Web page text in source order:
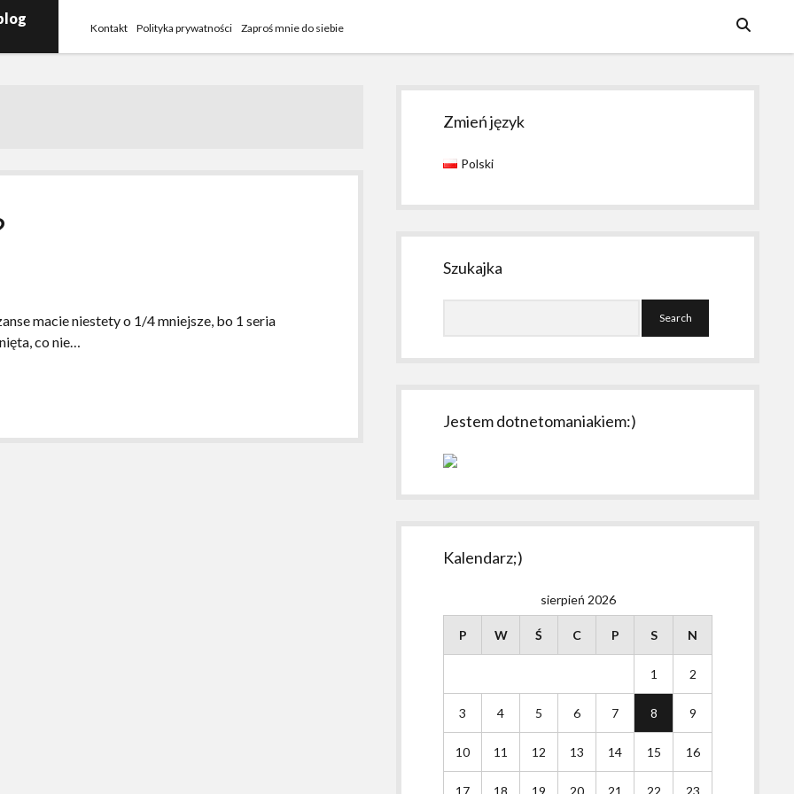
Kontakt Polityka prywatności Zaproś mnie do siebie
macie niestety o 1/4 mniejsze, bo 1 seria
co nie…
Sidebar
Zmień język
Polski
Szukajka
Jestem dotnetomaniakiem:)
Kalendarz;)
sierpień 2026
P W Ś C P S N
1 2
3 4 5 6 7 8 9
10 11 12 13 14 15 16
17 18 19 20 21 22 23